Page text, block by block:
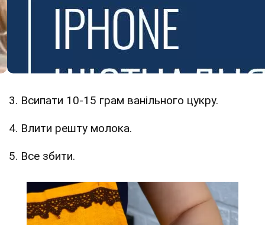
3. Всипати 10-15 грам ванільного цукру.
4. Влити решту молока.
5. Все збити.